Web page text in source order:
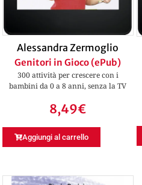
Alessandra Zermoglio
Genitori in Gioco (ePub)
300 attività per crescere con i
bambini da 0 a 8 anni, senza la TV
8,49€
Aggiungi al carrello